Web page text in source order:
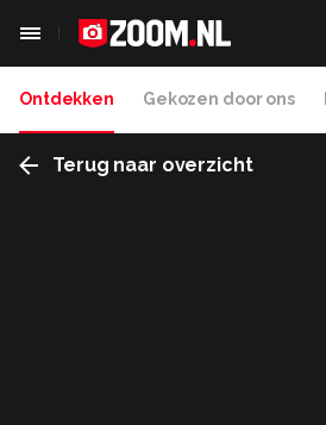
Ontdekken Gekozen door ons
Terug naar overzicht